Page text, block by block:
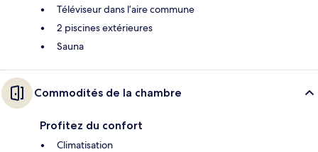
Téléviseur dans l’aire commune
2 piscines extérieures
Sauna
Commodités de la chambre
Profitez du confort
Climatisation